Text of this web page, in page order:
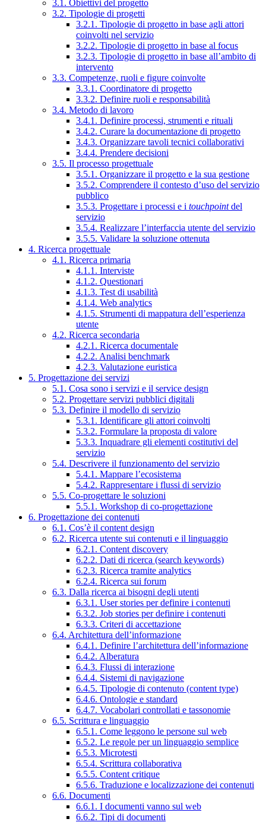
3.1. Obiettivi del progetto
3.2. Tipologie di progetti
3.2.1. Tipologie di progetto in base agli attori
coinvolti nel servizio
3.2.2. Tipologie di progetto in base al focus
3.2.3. Tipologie di progetto in base all’ambito di
intervento
3.3. Competenze, ruoli e figure coinvolte
3.3.1. Coordinatore di progetto
3.3.2. Definire ruoli e responsabilità
3.4. Metodo di lavoro
3.4.1. Definire processi, strumenti e rituali
3.4.2. Curare la documentazione di progetto
3.4.3. Organizzare tavoli tecnici collaborativi
3.4.4. Prendere decisioni
3.5. Il processo progettuale
3.5.1. Organizzare il progetto e la sua gestione
3.5.2. Comprendere il contesto d’uso del servizio
pubblico
3.5.3. Progettare i processi e i touchpointdel
servizio
3.5.4. Realizzare l’interfaccia utente del servizio
3.5.5. Validare la soluzione ottenuta
4. Ricerca progettuale
4.1. Ricerca primaria
4.1.1. Interviste
4.1.2. Questionari
4.1.3. Test di usabilità
4.1.4. Web analytics
4.1.5. Strumenti di mappatura dell’esperienza
utente
4.2. Ricerca secondaria
4.2.1. Ricerca documentale
4.2.2. Analisi benchmark
4.2.3. Valutazione euristica
5. Progettazione dei servizi
5.1. Cosa sono i servizi e il service design
5.2. Progettare servizi pubblici digitali
5.3. Definire il modello di servizio
5.3.1. Identificare gli attori coinvolti
5.3.2. Formulare la proposta di valore
5.3.3. Inquadrare gli elementi costitutivi del
servizio
5.4. Descrivere il funzionamento del servizio
5.4.1. Mappare l’ecosistema
5.4.2. Rappresentare i flussi di servizio
5.5. Co-progettare le soluzioni
5.5.1. Workshop di co-progettazione
6. Progettazione dei contenuti
6.1. Cos’è il content design
6.2. Ricerca utente sui contenuti e il linguaggio
6.2.1. Content discovery
6.2.2. Dati di ricerca (search keywords)
6.2.3. Ricerca tramite analytics
6.2.4. Ricerca sui forum
6.3. Dalla ricerca ai bisogni degli utenti
6.3.1. User stories per definire i contenuti
6.3.2. Job stories per definire i contenuti
6.3.3. Criteri di accettazione
6.4. Architettura dell’informazione
6.4.1. Definire l’architettura dell’informazione
6.4.2. Alberatura
6.4.3. Flussi di interazione
6.4.4. Sistemi di navigazione
6.4.5. Tipologie di contenuto (content type)
6.4.6. Ontologie e standard
6.4.7. Vocabolari controllati e tassonomie
6.5. Scrittura e linguaggio
6.5.1. Come leggono le persone sul web
6.5.2. Le regole per un linguaggio semplice
6.5.3. Microtesti
6.5.4. Scrittura collaborativa
6.5.5. Content critique
6.5.6. Traduzione e localizzazione dei contenuti
6.6. Documenti
6.6.1. I documenti vanno sul web
6.6.2. Tipi di documenti